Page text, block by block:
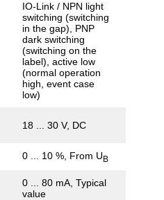
IO-Link / NPN light
switching (switching
in the gap), PNP
dark switching
(switching on the
label), active low
(normal operation
high, event case
low)
18 ... 30 V, DC
0 ... 10 %, From UB
0 ... 80 mA, Typical
value